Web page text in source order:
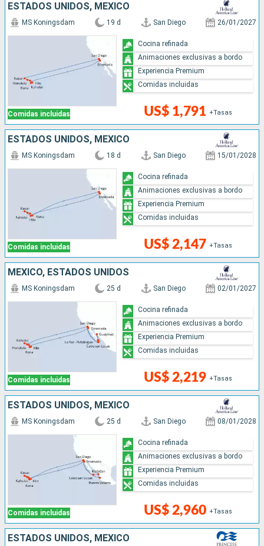
ESTADOS UNIDOS, MÉXICO
Comidas incluidas
MS Koningsdam 19 d San Diego 26/01/2027
US$ 1,791 +Tasas
Cocina refinada
Animaciones exclusivas a bordo
Experiencia Premium
Comidas incluidas
ESTADOS UNIDOS, MÉXICO
Comidas incluidas
MS Koningsdam 18 d San Diego 15/01/2028
US$ 2,147 +Tasas
Cocina refinada
Animaciones exclusivas a bordo
Experiencia Premium
Comidas incluidas
MÉXICO, ESTADOS UNIDOS
Comidas incluidas
MS Koningsdam 25 d San Diego 02/01/2027
US$ 2,219 +Tasas
Cocina refinada
Animaciones exclusivas a bordo
Experiencia Premium
Comidas incluidas
ESTADOS UNIDOS, MÉXICO
Comidas incluidas
MS Koningsdam 25 d San Diego 08/01/2028
US$ 2,960 +Tasas
Cocina refinada
Animaciones exclusivas a bordo
Experiencia Premium
Comidas incluidas
ESTADOS UNIDOS, MÉXICO